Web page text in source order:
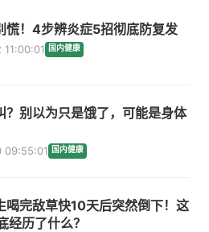
慌！4步辨炎症5招彻底防复发
国内健康
？别以为只是饿了，可能是身体
09:55:01 国内健康
喝完敌草快10天后突然倒下！这
经历了什么？